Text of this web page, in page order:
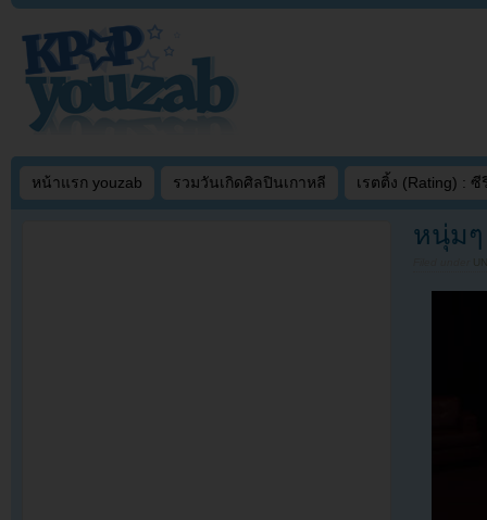
หน้าแรก youzab รวมวันเกิดศิลปินเกาหลี เรตติ้ง (Rating) : ซี
หนุ่มๆ